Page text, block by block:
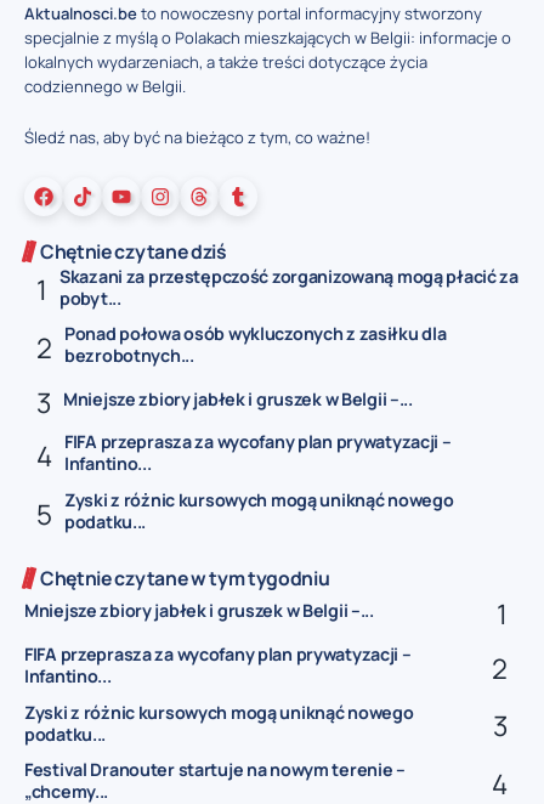
Aktualnosci.beto nowoczesny portal informacyjny stworzony
specjalnie z myślą o Polakach mieszkających w Belgii: informacje o
lokalnych wydarzeniach, a także treści dotyczące życia
codziennego w Belgii.
Śledź nas, aby być na bieżąco z tym, co ważne!
Chętnie czytane dziś
Skazani za przestępczość zorganizowaną mogą płacić za
pobyt...
Ponad połowa osób wykluczonych z zasiłku dla
bezrobotnych...
Mniejsze zbiory jabłek i gruszek w Belgii –...
FIFA przeprasza za wycofany plan prywatyzacji –
Infantino...
Zyski z różnic kursowych mogą uniknąć nowego
podatku...
Chętnie czytane w tym tygodniu
Mniejsze zbiory jabłek i gruszek w Belgii –...
FIFA przeprasza za wycofany plan prywatyzacji –
Infantino...
Zyski z różnic kursowych mogą uniknąć nowego
podatku...
Festival Dranouter startuje na nowym terenie –
„chcemy...